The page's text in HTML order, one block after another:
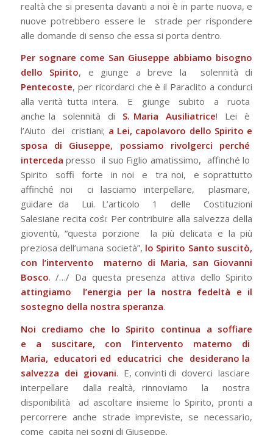
realtà che si presenta davanti a noi è in parte nuova, e
nuove potrebbero essere le strade per rispondere
alle domande di senso che essa si porta dentro.
Per sognare come San Giuseppe abbiamo bisogno
dello Spirito, e giunge a breve la solennità di
Pentecoste, per ricordarci che è il Paraclito a condurci
alla verità tutta intera. E giunge subito a ruota
anche la solennità di S. Maria Ausiliatrice! Lei è
l’Aiuto dei cristiani; a Lei, capolavoro dello Spirito e
sposa di Giuseppe, possiamo rivolgerci perché
intercedapresso il suo Figlio amatissimo, affinché lo
Spirito soffi forte in noi e tra noi, e soprattutto
affinché noi ci lasciamo interpellare, plasmare,
guidare da Lui. L’articolo 1 delle Costituzioni
Salesiane recita cosı̀: Per contribuire alla salvezza della
gioventù, “questa porzione la più delicata e la più
preziosa dell’umana società”, lo Spirito Santo suscitò,
con l’intervento materno di Maria, san Giovanni
Bosco. /…/ Da questa presenza attiva dello Spirito
attingiamo l’energia per la nostra fedeltà e il
sostegno della nostra speranza.
Noi crediamo che lo Spirito continua a soffiare
e a suscitare, con l’intervento materno di
Maria, educatori ed educatrici che desiderano la
salvezza dei giovani. E, convinti di doverci lasciare
interpellare dalla realtà, rinnoviamo la nostra
disponibilità ad ascoltare insieme lo Spirito, pronti a
percorrere anche strade impreviste, se necessario,
come capita nei sogni di Giuseppe.